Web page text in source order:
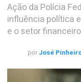
Ação da Polícia
influência política
e o setor financeiro
por José